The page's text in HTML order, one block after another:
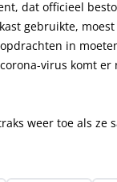
dat officieel
gebruikte,
in
virus komt
weer toe als ze